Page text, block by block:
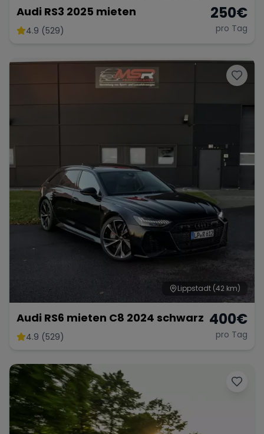
Audi RS3 2025 mieten
4.9 (529)
250€
pro Tag
Lippstadt (42 km)
Audi RS6 mieten C8 2024 schwarz
4.9 (529)
400€
pro Tag